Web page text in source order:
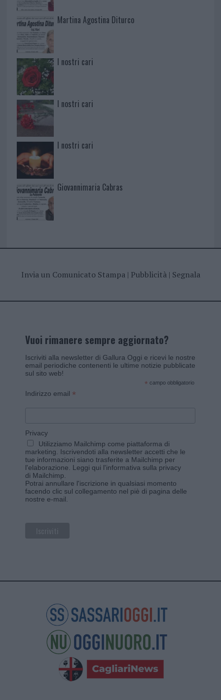
Martina Agostina Diturco
I nostri cari
I nostri cari
I nostri cari
Giovannimaria Cabras
Invia un Comunicato Stampa| Pubblicità| Segnala
Vuoi rimanere sempre aggiornato?
Iscriviti alla newsletter di Gallura Oggi e ricevi le nostre
email periodiche contenenti le ultime notizie pubblicate
sul sito web!
* campo obbligatorio
Indirizzo email *
Privacy
Utilizziamo Mailchimp come piattaforma di
marketing. Iscrivendoti alla newsletter accetti che le
tue informazioni siano trasferite a Mailchimp per
l'elaborazione. Leggi qui l'informativa sulla privacy
di Mailchimp
Potrai annullare l'iscrizione in qualsiasi momento
facendo clic sul collegamento nel piè di pagina delle
nostre e-mail.